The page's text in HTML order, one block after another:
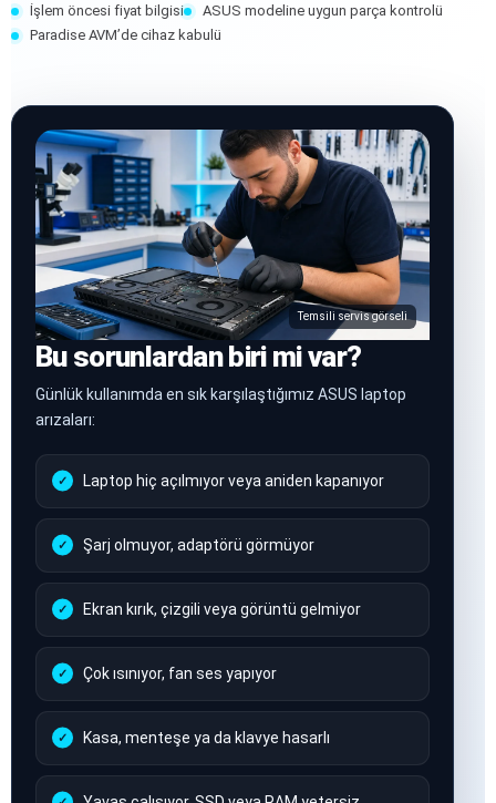
İşlem öncesi fiyat bilgisi
ASUS modeline uygun parça kontrolü
Paradise AVM’de cihaz kabulü
Temsili servis görseli
Bu sorunlardan biri mi var?
Günlük kullanımda en sık karşılaştığımız ASUS laptop
arızaları:
Laptop hiç açılmıyor veya aniden kapanıyor
Şarj olmuyor, adaptörü görmüyor
Ekran kırık, çizgili veya görüntü gelmiyor
Çok ısınıyor, fan ses yapıyor
Kasa, menteşe ya da klavye hasarlı